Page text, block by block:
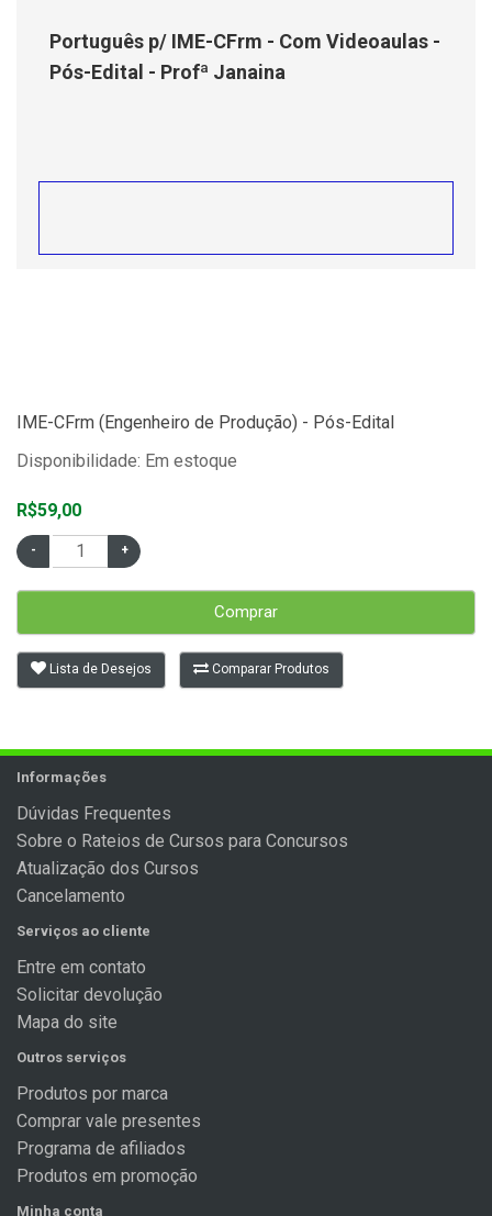
Português p/ IME-CFrm - Com Videoaulas -
Pós-Edital - Profª Janaina
IME-CFrm (Engenheiro de Produção) - Pós-Edital
Disponibilidade: Em estoque
R$59,00
Comprar
Lista de Desejos Comparar Produtos
Informações
Dúvidas Frequentes
Sobre o Rateios de Cursos para Concursos
Atualização dos Cursos
Cancelamento
Serviços ao cliente
Entre em contato
Solicitar devolução
Mapa do site
Outros serviços
Produtos por marca
Comprar vale presentes
Programa de afiliados
Produtos em promoção
Minha conta